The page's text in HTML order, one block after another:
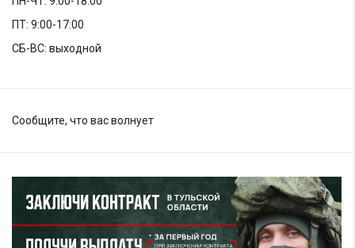
ПТ: 9:00-17:00
СБ-ВС: выходной
Сообщите, что вас волнует